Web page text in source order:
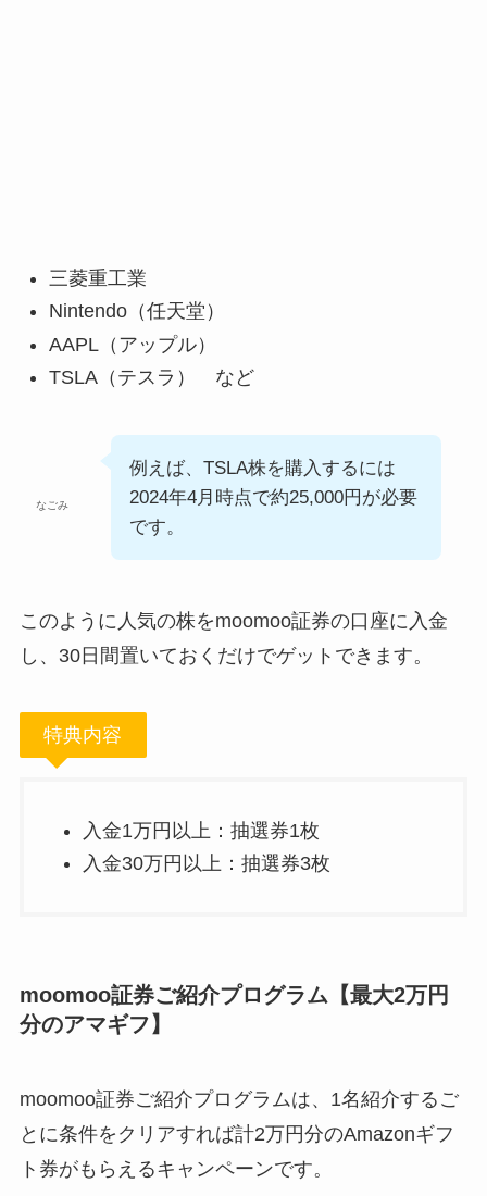
三菱重工業
Nintendo（任天堂）
AAPL（アップル）
TSLA（テスラ） など
なごみ
例えば、TSLA株を購入するには
2024年4月時点で約25,000円が必要
です。
このように人気の株をmoomoo証券の口座に入金
し、30日間置いておくだけでゲットできます。
特典内容
入金1万円以上：抽選券1枚
入金30万円以上：抽選券3枚
moomoo証券ご紹介プログラム【最大2万円
分のアマギフ】
moomoo証券ご紹介プログラムは、1名紹介するご
とに条件をクリアすれば計2万円分のAmazonギフ
ト券がもらえるキャンペーンです。